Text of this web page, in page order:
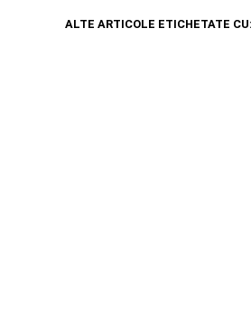
ALTE ARTICOLE ETICHETATE CU: